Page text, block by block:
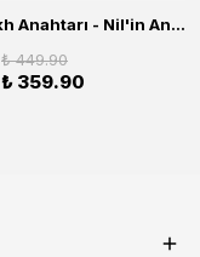
2'li Ankh Anahtarı - Nil'in Anahtarı - Kuru Kafa Erkek Kadın Kolye Seti
₺ 449.90
₺ 359.90